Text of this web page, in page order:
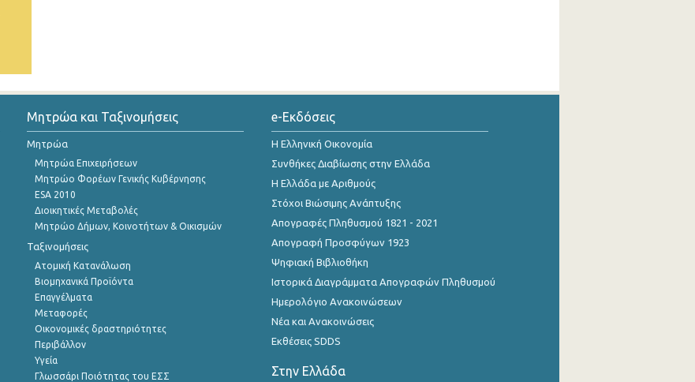
Μητρώα και Ταξινομήσεις
Μητρώα
Μητρώα Επιχειρήσεων
Μητρώο Φορέων Γενικής Κυβέρνησης
ESA 2010
Διοικητικές Μεταβολές
Μητρώο Δήμων, Κοινοτήτων & Οικισμών
Ταξινομήσεις
Ατομική Κατανάλωση
Βιομηχανικά Προϊόντα
Επαγγέλματα
Μεταφορές
Οικονομικές δραστηριότητες
Περιβάλλον
Υγεία
Γλωσσάρι Ποιότητας του ΕΣΣ
e-Εκδόσεις
Η Ελληνική Οικονομία
Συνθήκες Διαβίωσης στην Ελλάδα
Η Ελλάδα με Αριθμούς
Στόχοι Βιώσιμης Ανάπτυξης
Απογραφές Πληθυσμού 1821 - 2021
Απογραφή Προσφύγων 1923
Ψηφιακή Βιβλιοθήκη
Ιστορικά Διαγράμματα Απογραφών Πληθυσμού
Ημερολόγιο Ανακοινώσεων
Νέα και Ανακοινώσεις
Εκθέσεις SDDS
Στην Ελλάδα